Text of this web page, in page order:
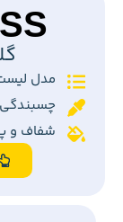
مدل
شفاف و